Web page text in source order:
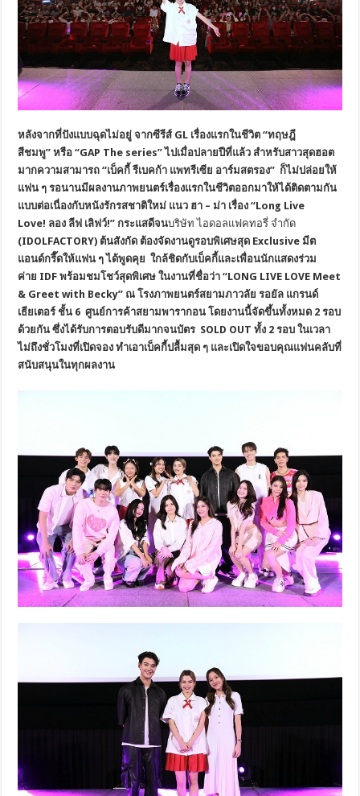
หลังจากที่ปังแบบฉุดไม่อยู่ จากซีรีส์GL เรื่องแรกในชีวิต “ทฤษฎี
สีชมพู” หรือ “GAP The series” ไปเมื่อปลายปีที่แล้ว สำหรับสาวสุดฮอต
มากความสามารถ “เบ็คกี้ รีเบคก้า แพทรีเซีย อาร์มสตรอง” ก็ไม่ปล่อยให้
แฟน ๆ รอนานมีผลงานภาพยนตร์เรื่องแรกในชีวิตออกมาให้ได้ติดตามกัน
แบบต่อเนื่องกับหนังรักรสชาติใหม่ แนว ฮา – ม่า เรื่อง “Long Live
Love! ลอง ลีฟ เลิฟว์!” กระแสดีจนบริษัท ไอดอลแฟคทอรี่ จำกัด
(IDOLFACTORY) ต้นสังกัด ต้องจัดงานดูรอบพิเศษสุด Exclusive มีต
แอนด์กรี๊ดให้แฟน ๆ ได้พูดคุย ใกล้ชิดกับเบ็คกี้และเพื่อนนักแสดงร่วม
ค่าย IDFพร้อมชมโชว์สุดพิเศษ ในงานที่ชื่อว่า “LONG LIVE LOVE Meet
& Greet with Becky” ณ โรงภาพยนตร์สยามภาวลัย รอยัล แกรนด์
เธียเตอร์ ชั้น 6ศูนย์การค้าสยามพารากอน โดยงานนี้จัดขึ้นทั้งหมด 2รอบ
ด้วยกัน ซึ่งได้รับการตอบรับดีมากจนบัตร SOLD OUTทั้ง 2รอบ ในเวลา
ไม่ถึงชั่วโมงที่เปิดจอง ทำเอาเบ็คกี้ปลื้มสุด ๆ และเปิดใจขอบคุณแฟนคลับที่
สนับสนุนในทุกผลงาน